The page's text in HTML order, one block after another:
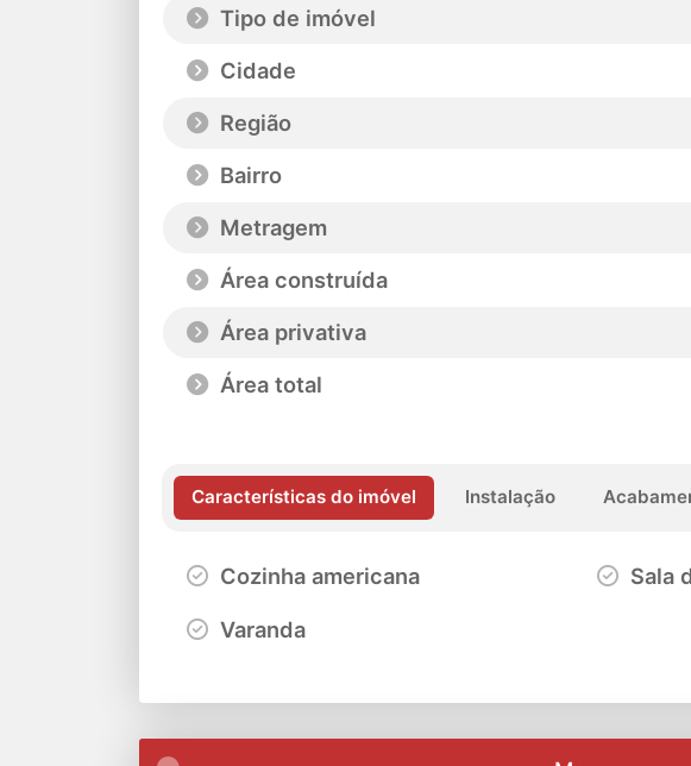
Tipo de imóvel
Cidade
Região
Bairro
Metragem
Área construída
Área privativa
Área total
Características do imóvel Instalação
Cozinha americana Sala
Varanda